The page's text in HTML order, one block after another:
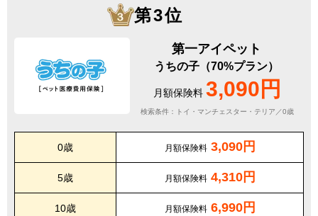
第3位
第一アイペット
うちの子（70%プラン）
月額保険料 3,090円
検索条件：トイ・マンチェスター・テリア／0歳
0歳 月額保険料 3,090円
5歳 月額保険料 4,310円
10歳 月額保険料 6,990円